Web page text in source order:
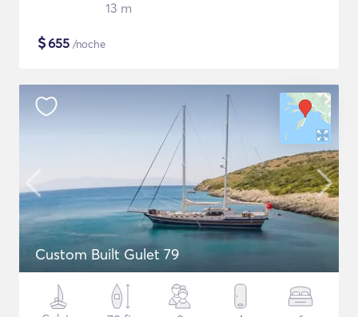
13 m
$655 /noche
Custom Built Gulet 79